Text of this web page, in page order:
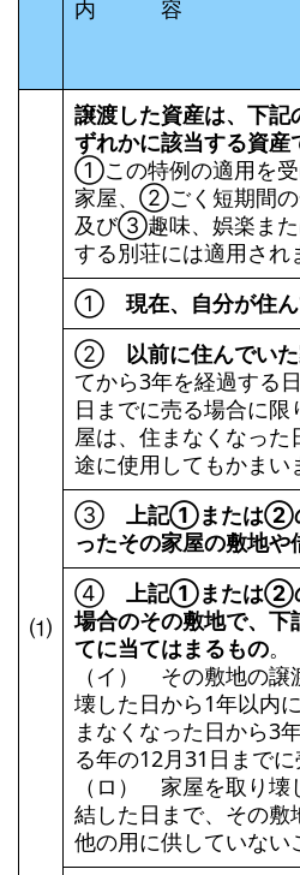
内 容
⑴
譲渡した資産は、下
ずれかに該当する資産
①この特例の適用を受
家屋、➁ごく短期間の
及び③趣味、娯楽ま
する別荘には適用され
① 現在、自分が住
➁ 以前に住んでい
てから3年を経過する
日までに売る場合に
屋は、住まなくなっ
途に使用してもかまい
③
上記①または➁
ったその家屋の敷地や
➃
上記①または➁
場合のその敷地で、
てに当てはまるもの。
（イ） その敷地の譲
壊した日から1年以内
まなくなった日から3
る年の12月31日までに
（ロ） 家屋を取り壊
結した日まで、その
他の用に供していない